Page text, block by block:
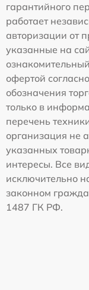
гарантийного
работает
авторизации от
указанные на
офертой
обозначения
только в
перечень
организация не
указанных
интересы. Все
исключительно
законном
1487 ГК РФ.